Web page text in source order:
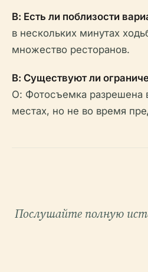
В: Есть ли поблизости
в нескольких минутах
множество ресторанов.
В: Существуют ли
О: Фотосъемка разрешена
местах, но не во время
Послушайте полную